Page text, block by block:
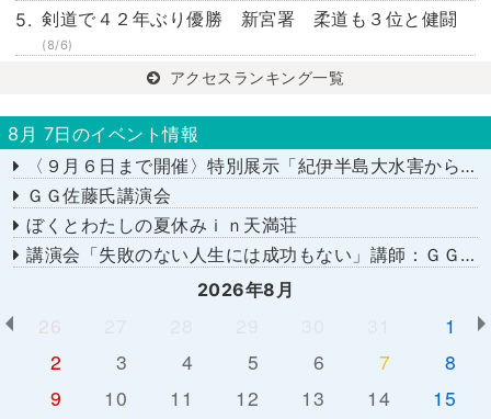
剣道で４２年ぶり優勝 新宮署 柔道も３位と健闘
(8/6)
アクセスランキング一覧
8月 7日のイベント情報
〈９月６日まで開催〉特別展示「紀伊半島大水害から１５年－あの日を忘れない－」
ＧＧ佐藤氏講演会
ぼくとわたしの夏休みｉｎ天満荘
講演会「失敗のない人生には成功もない」講師：ＧＧ佐藤さん
2026年8月
26
1
2
3 4 5 6 7
8
9
10 11 12 13 14
15